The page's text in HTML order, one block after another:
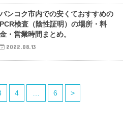
バンコク市内での安くておすすめの
PCR検査（陰性証明）の場所・料
金・営業時間まとめ。
2022.08.13
4 6 >